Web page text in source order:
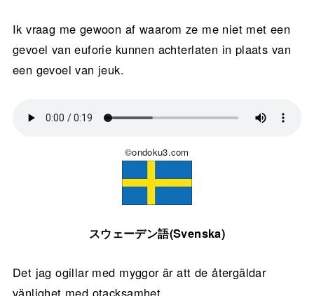
Ik vraag me gewoon af waarom ze me niet met een
gevoel van euforie kunnen achterlaten in plaats van
een gevoel van jeuk.
©ondoku3.com
スウェーデン語(Svenska)
Det jag ogillar med myggor är att de återgäldar
vänlighet med otacksamhet.